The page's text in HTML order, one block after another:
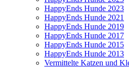
HappyEnds Hunde 2023
HappyEnds Hunde 2021
HappyEnds Hunde 2019
HappyEnds Hunde 2017
HappyEnds Hunde 2015
HappyEnds Hunde 2013
Vermittelte Katzen und